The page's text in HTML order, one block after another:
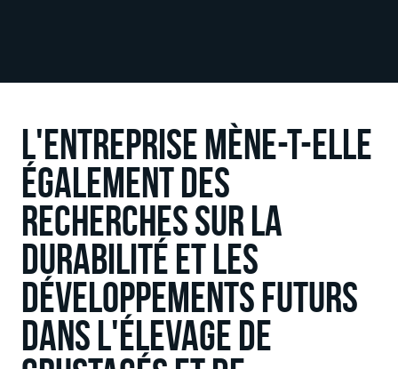
L'entreprise mène-t-elle
également des
recherches sur la
durabilité et les
développements futurs
dans l'élevage de